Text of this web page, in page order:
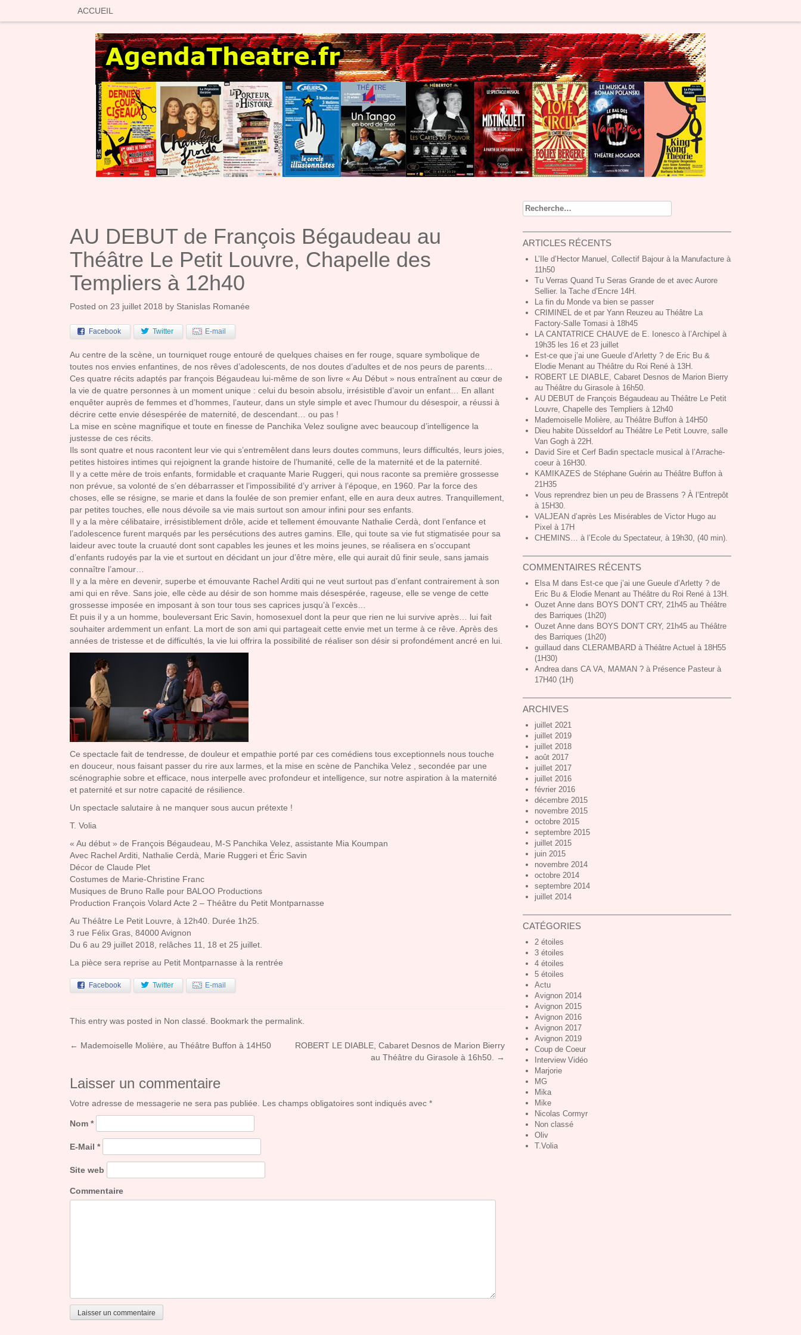
SKIP TO CONTENT
ACCUEIL
AU DEBUT de François Bégaudeau au
Théâtre Le Petit Louvre, Chapelle des
Templiers à 12h40
Posted on 23 juillet 2018 by Stanislas Romanée
Facebook Twitter E-mail
Au centre de la scène, un tourniquet rouge entouré de quelques chaises en fer rouge, square symbolique de
toutes nos envies enfantines, de nos rêves d’adolescents, de nos doutes d’adultes et de nos peurs de parents…
Ces quatre récits adaptés par françois Bégaudeau lui-même de son livre « Au Début » nous entraînent au cœur de
la vie de quatre personnes à un moment unique : celui du besoin absolu, irrésistible d’avoir un enfant… En allant
enquêter auprès de femmes et d’hommes, l’auteur, dans un style simple et avec l’humour du désespoir, a réussi à
décrire cette envie désespérée de maternité, de descendant… ou pas !
La mise en scène magnifique et toute en finesse de Panchika Velez souligne avec beaucoup d’intelligence la
justesse de ces récits.
Ils sont quatre et nous racontent leur vie qui s’entremêlent dans leurs doutes communs, leurs difficultés, leurs joies,
petites histoires intimes qui rejoignent la grande histoire de l’humanité, celle de la maternité et de la paternité.
Il y a cette mère de trois enfants, formidable et craquante Marie Ruggeri, qui nous raconte sa première grossesse
non prévue, sa volonté de s’en débarrasser et l’impossibilité d’y arriver à l’époque, en 1960. Par la force des
choses, elle se résigne, se marie et dans la foulée de son premier enfant, elle en aura deux autres. Tranquillement,
par petites touches, elle nous dévoile sa vie mais surtout son amour infini pour ses enfants.
Il y a la mère célibataire, irrésistiblement drôle, acide et tellement émouvante Nathalie Cerdà, dont l’enfance et
l’adolescence furent marqués par les persécutions des autres gamins. Elle, qui toute sa vie fut stigmatisée pour sa
laideur avec toute la cruauté dont sont capables les jeunes et les moins jeunes, se réalisera en s’occupant
d’enfants rudoyés par la vie et surtout en décidant un jour d’être mère, elle qui aurait dû finir seule, sans jamais
connaître l’amour…
Il y a la mère en devenir, superbe et émouvante Rachel Arditi qui ne veut surtout pas d’enfant contrairement à son
ami qui en rêve. Sans joie, elle cède au désir de son homme mais désespérée, rageuse, elle se venge de cette
grossesse imposée en imposant à son tour tous ses caprices jusqu’à l’excès…
Et puis il y a un homme, bouleversant Eric Savin, homosexuel dont la peur que rien ne lui survive après… lui fait
souhaiter ardemment un enfant. La mort de son ami qui partageait cette envie met un terme à ce rêve. Après des
années de tristesse et de difficultés, la vie lui offrira la possibilité de réaliser son désir si profondément ancré en lui.
Ce spectacle fait de tendresse, de douleur et empathie porté par ces comédiens tous exceptionnels nous touche
en douceur, nous faisant passer du rire aux larmes, et la mise en scène de Panchika Velez , secondée par une
scénographie sobre et efficace, nous interpelle avec profondeur et intelligence, sur notre aspiration à la maternité
et paternité et sur notre capacité de résilience.
Un spectacle salutaire à ne manquer sous aucun prétexte !
T. Volia
« Au début » de François Bégaudeau, M-S Panchika Velez, assistante Mia Koumpan
Avec Rachel Arditi, Nathalie Cerdà, Marie Ruggeri et Éric Savin
Décor de Claude Plet
Costumes de Marie-Christine Franc
Musiques de Bruno Ralle pour BALOO Productions
Production François Volard Acte 2 – Théâtre du Petit Montparnasse
Au Théâtre Le Petit Louvre, à 12h40. Durée 1h25.
3 rue Félix Gras, 84000 Avignon
Du 6 au 29 juillet 2018, relâches 11, 18 et 25 juillet.
La pièce sera reprise au Petit Montparnasse à la rentrée
Facebook Twitter E-mail
This entry was posted in Non classé . Bookmark the permalink
← Mademoiselle Molière, au Théâtre Buffon à 14H50
ROBERT LE DIABLE, Cabaret Desnos de Marion Bierry
au Théâtre du Girasole à 16h50.
→
Laisser un commentaire
Votre adresse de messagerie ne sera pas publiée. Les champs obligatoires sont indiqués avec *
Nom *
E-Mail *
Site web
Commentaire
Recherche pour :
ARTICLES RÉCENTS
L’Ile d’Hector Manuel, Collectif Bajour à la Manufacture à
11h50
Tu Verras Quand Tu Seras Grande de et avec Aurore
Sellier. la Tache d’Encre 14H.
La fin du Monde va bien se passer
CRIMINEL de et par Yann Reuzeu au Théâtre La
Factory-Salle Tomasi à 18h45
LA CANTATRICE CHAUVE de E. Ionesco à l’Archipel à
19h35 les 16 et 23 juillet
Est-ce que j’ai une Gueule d’Arletty ? de Eric Bu &
Elodie Menant au Théâtre du Roi René à 13H.
ROBERT LE DIABLE, Cabaret Desnos de Marion Bierry
au Théâtre du Girasole à 16h50.
AU DEBUT de François Bégaudeau au Théâtre Le Petit
Louvre, Chapelle des Templiers à 12h40
Mademoiselle Molière, au Théâtre Buffon à 14H50
Dieu habite Düsseldorf au Théâtre Le Petit Louvre, salle
Van Gogh à 22H.
David Sire et Cerf Badin spectacle musical à l’Arrache-
coeur à 16H30.
KAMIKAZES de Stéphane Guérin au Théâtre Buffon à
21H35
Vous reprendrez bien un peu de Brassens ? À l’Entrepôt
à 15H30.
VALJEAN d’après Les Misérables de Victor Hugo au
Pixel à 17H
CHEMINS… à l’Ecole du Spectateur, à 19h30, (40 min).
COMMENTAIRES RÉCENTS
Elsa M dans Est-ce que j’ai une Gueule d’Arletty ? de
Eric Bu & Elodie Menant au Théâtre du Roi René à 13H.
Ouzet Anne dans BOYS DON’T CRY, 21h45 au Théâtre
des Barriques (1h20)
Ouzet Anne dans BOYS DON’T CRY, 21h45 au Théâtre
des Barriques (1h20)
guillaud dans CLERAMBARD à Théâtre Actuel à 18H55
(1H30)
Andrea dans CA VA, MAMAN ? à Présence Pasteur à
17H40 (1H)
ARCHIVES
juillet 2021
juillet 2019
juillet 2018
août 2017
juillet 2017
juillet 2016
février 2016
décembre 2015
novembre 2015
octobre 2015
septembre 2015
juillet 2015
juin 2015
novembre 2014
octobre 2014
septembre 2014
juillet 2014
CATÉGORIES
2 étoiles
3 étoiles
4 étoiles
5 étoiles
Actu
Avignon 2014
Avignon 2015
Avignon 2016
Avignon 2017
Avignon 2019
Coup de Coeur
Interview Vidéo
Marjorie
MG
Mika
Mike
Nicolas Cormyr
Non classé
Oliv
T.Volia